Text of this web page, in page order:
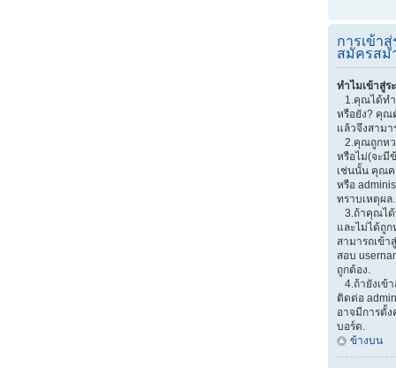
การเข้า
สมัครสม
ทำไมเข้าสู่ร
1.คุณได้ทำ
หรือยัง? คุณ
แล้วจึงสามา
2.คุณถูกหว
หรือไม่(จะมี
เช่นนั้น คุณค
หรือ
ทราบเหตุผล.
3.ถ้าคุณได้
และไม่ได้ถู
สามารถเข้
สอบ
ถูกต้อง.
4.ถ้ายังเข้
ติดต่อ
อาจมีการตั้
บอร์ด.
ข้างบน